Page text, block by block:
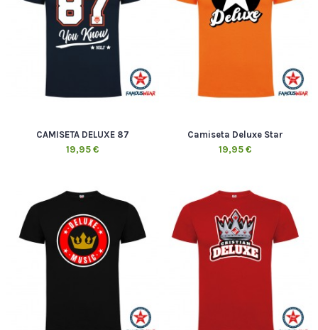
CAMISETA DELUXE 87
19,95 €
Camiseta Deluxe Star
19,95 €